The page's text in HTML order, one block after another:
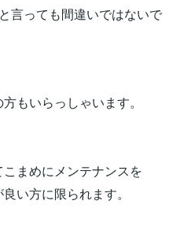
言っても間違いではないで
もいらっしゃいます。
まめにメンテナンスを
い方に限られます。